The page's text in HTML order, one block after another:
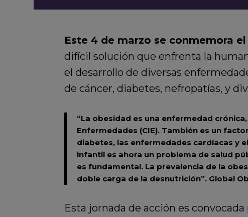
Este 4 de marzo se conmemora
difícil solución que enfrenta la
el desarrollo de diversas
de cáncer, diabetes, nefropatías, y
“La obesidad es una enfermedad
Enfermedades (CIE). También es un
diabetes, las enfermedades cardíacas y
infantil es ahora un problema de salud
es fundamental. La prevalencia de la
doble carga de la desnutrición”.Global
Esta jornada de acción es